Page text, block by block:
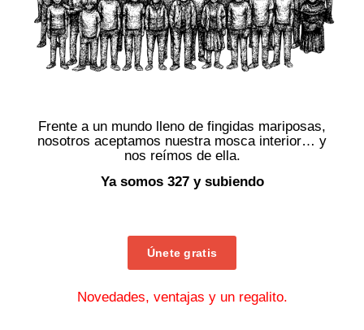
Frente a un mundo lleno de fingidas mariposas,
nosotros aceptamos nuestra mosca interior… y
nos reímos de ella.
Ya somos 327 y subiendo
Únete gratis
Novedades, ventajas y un regalito.